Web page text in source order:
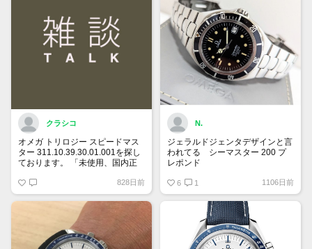
クラシコ
オメガ トリロジー スピードマス
ター 311.10.39.30.01.001を探し
ております。 「未使用、国内正
り希望」 予算は120万円です。
宜しくお願い致します。
828日前
N.
ジェラルドジェンタデザインと言
われてる シーマスター 200 プ
レポンド
は貴重
6 1 1106日前